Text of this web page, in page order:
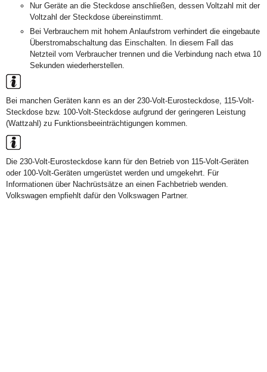
Nur Geräte an die Steckdose anschließen, dessen Voltzahl mit der
Voltzahl der Steckdose übereinstimmt.
Bei Verbrauchern mit hohem Anlaufstrom verhindert die eingebaute
Überstromabschaltung das Einschalten. In diesem Fall das
Netzteil vom Verbraucher trennen und die Verbindung nach etwa 10
Sekunden wiederherstellen.
Bei manchen Geräten kann es an der 230-Volt-Eurosteckdose, 115-Volt-
Steckdose bzw. 100-Volt-Steckdose aufgrund der geringeren Leistung
(Wattzahl) zu Funktionsbeeinträchtigungen kommen.
Die 230-Volt-Eurosteckdose kann für den Betrieb von 115-Volt-Geräten
oder 100-Volt-Geräten umgerüstet werden und umgekehrt. Für
Informationen über Nachrüstsätze an einen Fachbetrieb wenden.
Volkswagen empfiehlt dafür den Volkswagen Partner.